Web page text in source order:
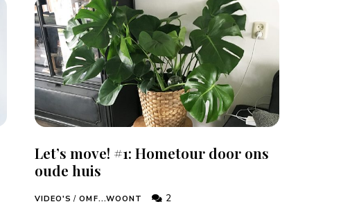
Let’s move! #1: Hometour door ons
oude huis
VIDEO'S / OMF...WOONT 2